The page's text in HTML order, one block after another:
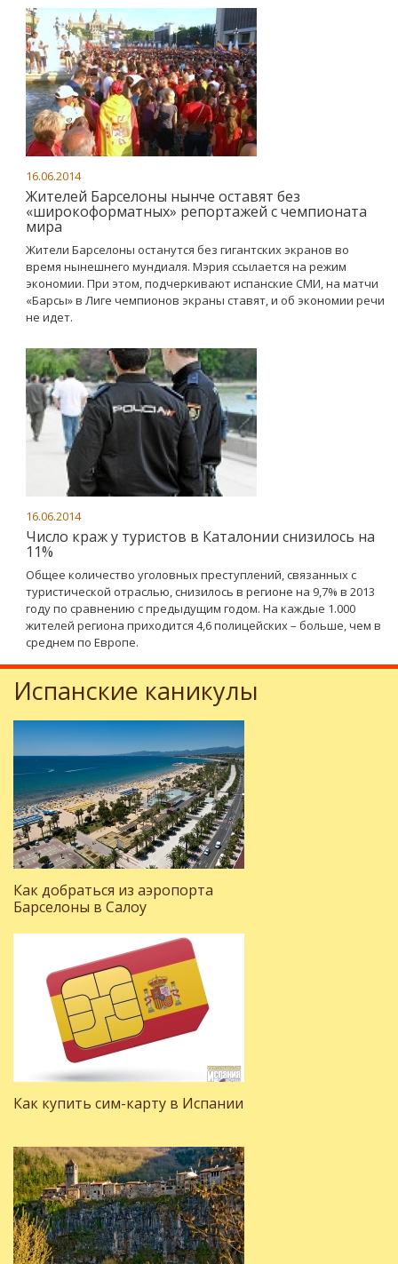
16.06.2014
Жителей Барселоны нынче оставят без
«широкоформатных» репортажей с чемпионата
мира
Жители Барселоны останутся без гигантских экранов во
время нынешнего мундиаля. Мэрия ссылается на режим
экономии. При этом, подчеркивают испанские СМИ, на матчи
«Барсы» в Лиге чемпионов экраны ставят, и об экономии речи
не идет.
16.06.2014
Число краж у туристов в Каталонии снизилось на
11%
Общее количество уголовных преступлений, связанных с
туристической отраслью, снизилось в регионе на 9,7% в 2013
году по сравнению с предыдущим годом. На каждые 1.000
жителей региона приходится 4,6 полицейских – больше, чем в
среднем по Европе.
Испанские каникулы
Как добраться из аэропорта
Барселоны в Салоу
Как купить сим-карту в Испании